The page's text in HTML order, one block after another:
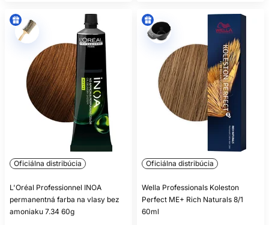
Oficiálna distribúcia
L'Oréal Professionnel INOA
permanentná farba na vlasy bez
amoniaku 7.34 60g
Oficiálna distribúcia
Wella Professionals Koleston
Perfect ME+ Rich Naturals 8/1
60ml